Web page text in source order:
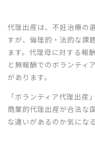
代理出産は、不妊治療の
すが、倫理的・法的な課
ます。代理母に対する報
と無報酬でのボランティ
があります。
「ボランティア代理出産
商業的代理出産が合法な
な違いがあるのか気にな